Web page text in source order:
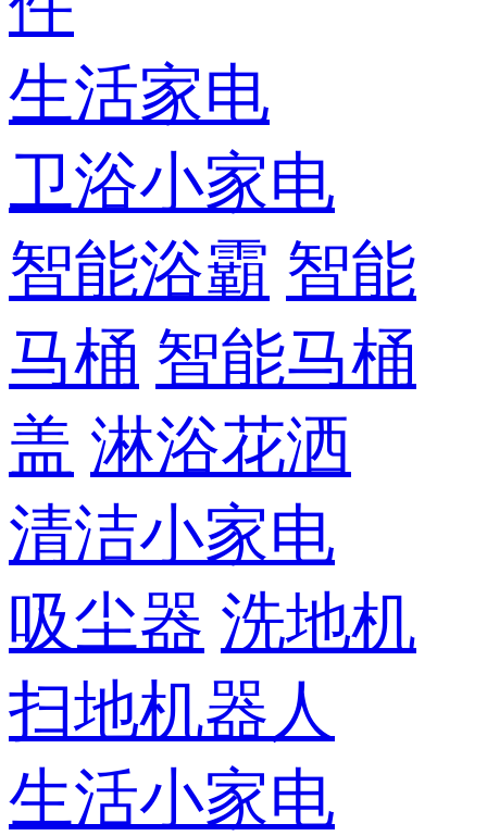
生活家电
卫浴小家电
智能浴霸 智能
马桶 智能马桶
盖 淋浴花洒
清洁小家电
吸尘器 洗地机
扫地机器人
生活小家电